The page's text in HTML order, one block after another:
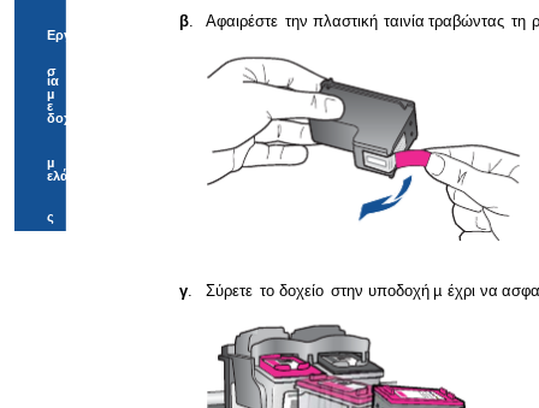
β. Αφαιρέστε την πλαστική ταινία τραβώντας τη
γ. Σύρετε το δοχείο στην υποδοχή µ έχρι να
Εργα
σ
ία
µ
ε
δοχεία
µ
ελάνη
ς